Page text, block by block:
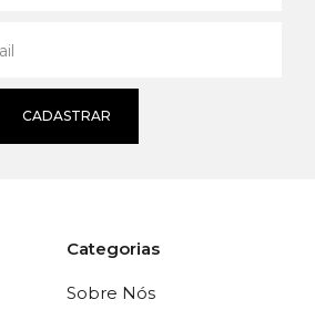
CADASTRAR
Categorias
Sobre Nós